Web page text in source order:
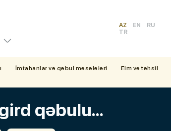
AZ EN
RU
TR
İmtahanlar və qəbul məsələləri Elm və təhsil
qəbulu...